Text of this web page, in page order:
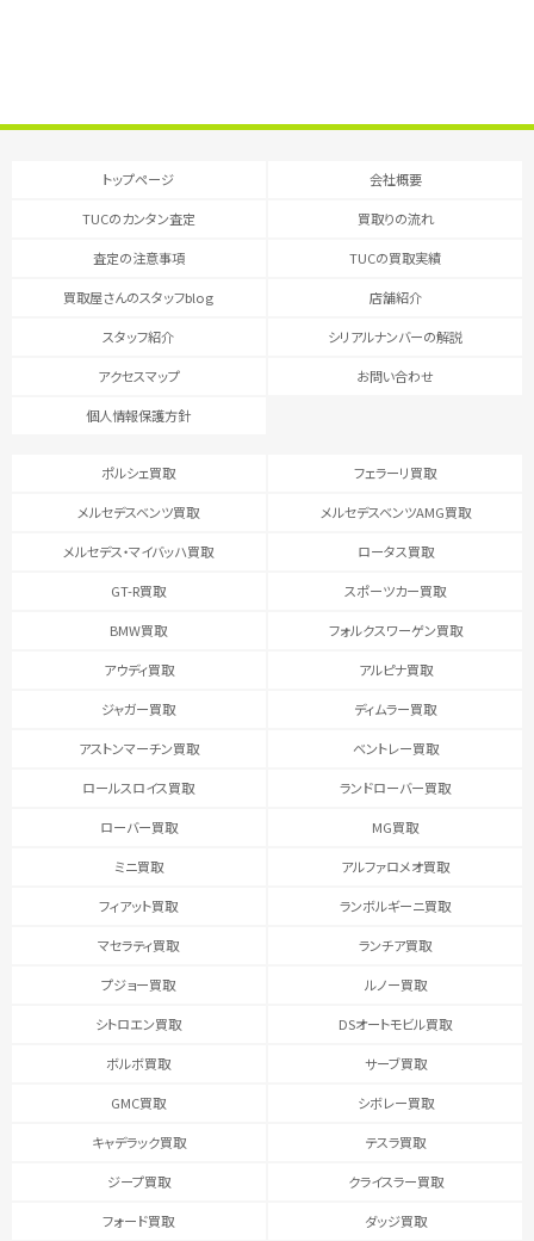
トップページ 会社概要
TUCのカンタン査定 買取りの流れ
査定の注意事項 TUCの買取実績
買取屋さんのスタッフblog 店舗紹介
スタッフ紹介 シリアルナンバーの解説
アクセスマップ お問い合わせ
個人情報保護方針
ポルシェ買取 フェラーリ買取
メルセデスベンツ買取 メルセデスベンツAMG買取
メルセデス・マイバッハ買取 ロータス買取
GT-R買取 スポーツカー買取
BMW買取 フォルクスワーゲン買取
アウディ買取 アルピナ買取
ジャガー買取 ディムラー買取
アストンマーチン買取 ベントレー買取
ロールスロイス買取 ランドローバー買取
ローバー買取 MG買取
ミニ買取 アルファロメオ買取
フィアット買取 ランボルギーニ買取
マセラティ買取 ランチア買取
プジョー買取 ルノー買取
シトロエン買取 DSオートモビル買取
ボルボ買取 サーブ買取
GMC買取 シボレー買取
キャデラック買取 テスラ買取
ジープ買取 クライスラー買取
フォード買取 ダッジ買取